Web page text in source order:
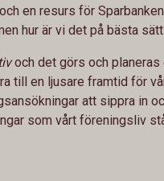
en resurs för
hur är vi det på bästa
och det görs och planeras
till en ljusare framtid för
att sippra in
som vårt föreningsliv